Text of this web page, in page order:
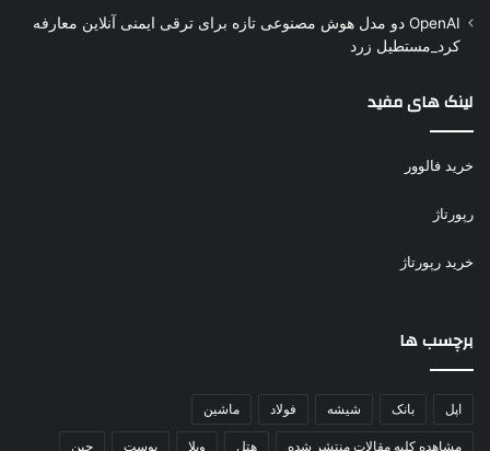
OpenAI دو مدل هوش مصنوعی تازه برای ترقی ایمنی آنلاین معارفه
کرد_مستطیل زرد
لینک های مفید
خرید فالوور
رپورتاژ
خرید رپورتاژ
برچسب ها
اپل بانک شیشه فولاد ماشین
مشاهده کلیه مقالات منتشر شده هتل ویلا پوست چین